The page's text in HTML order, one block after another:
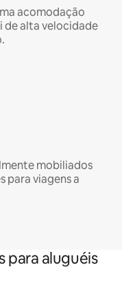
acomodação
de alta velocidade
mobiliados
para viagens a
para aluguéis